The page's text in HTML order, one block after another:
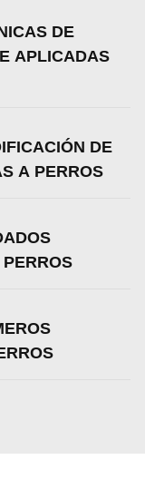
DE
APLICADAS
DE
A PERROS